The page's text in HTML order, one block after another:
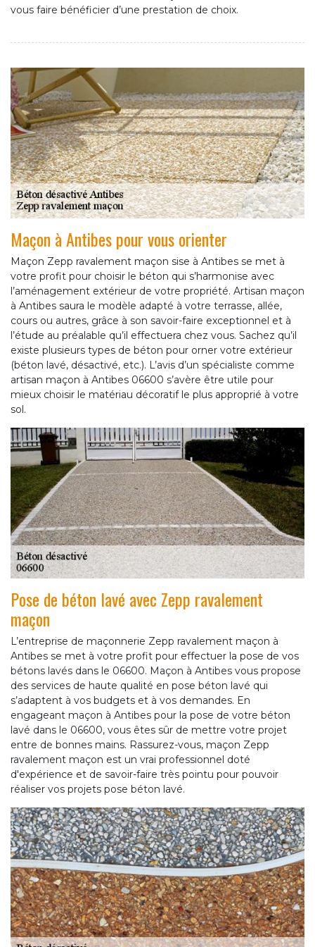
vous faire bénéficier d’une prestation de choix.
Maçon à Antibes pour vous orienter
Maçon Zepp ravalement maçon sise à Antibes se met à
votre profit pour choisir le béton qui s’harmonise avec
l’aménagement extérieur de votre propriété. Artisan maçon
à Antibes saura le modèle adapté à votre terrasse, allée,
cours ou autres, grâce à son savoir-faire exceptionnel et à
l’étude au préalable qu’il effectuera chez vous. Sachez qu’il
existe plusieurs types de béton pour orner votre extérieur
(béton lavé, désactivé, etc.). L’avis d’un spécialiste comme
artisan maçon à Antibes 06600 s’avère être utile pour
mieux choisir le matériau décoratif le plus approprié à votre
sol.
Pose de béton lavé avec Zepp ravalement
maçon
L’entreprise de maçonnerie Zepp ravalement maçon à
Antibes se met à votre profit pour effectuer la pose de vos
bétons lavés dans le 06600. Maçon à Antibes vous propose
des services de haute qualité en pose béton lavé qui
s’adaptent à vos budgets et à vos demandes. En
engageant maçon à Antibes pour la pose de votre béton
lavé dans le 06600, vous êtes sûr de mettre votre projet
entre de bonnes mains. Rassurez-vous, maçon Zepp
ravalement maçon est un vrai professionnel doté
d'expérience et de savoir-faire très pointu pour pouvoir
réaliser vos projets pose béton lavé.